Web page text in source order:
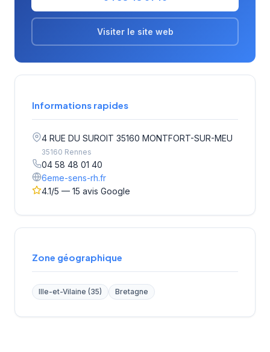
Visiter le site web
Informations rapides
4 RUE DU SUROIT 35160 MONTFORT-SUR-MEU
35160 Rennes
04 58 48 01 40
6eme-sens-rh.fr
4.1/5 — 15 avis Google
Zone géographique
Ille-et-Vilaine (35) Bretagne